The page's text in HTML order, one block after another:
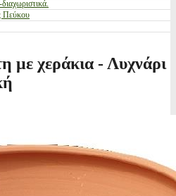
Πεύκου
με χεράκια - Λυχνάρι